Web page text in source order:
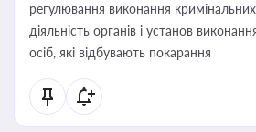
регулювання виконання
діяльність органів і установ
осіб, які відбувають покарання